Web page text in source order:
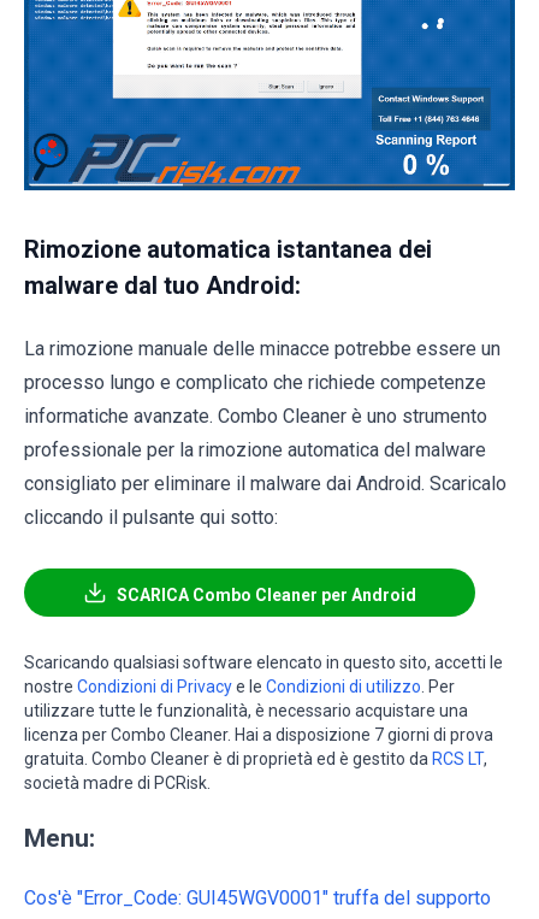
Rimozione automatica istantanea dei
malware dal tuo Android:
La rimozione manuale delle minacce potrebbe essere un
processo lungo e complicato che richiede competenze
informatiche avanzate. Combo Cleaner è uno strumento
professionale per la rimozione automatica del malware
consigliato per eliminare il malware dai Android. Scaricalo
cliccando il pulsante qui sotto:
SCARICA Combo Cleaner per Android
Scaricando qualsiasi software elencato in questo sito, accetti le
nostre Condizioni di Privacye le Condizioni di utilizzo . Per
utilizzare tutte le funzionalità, è necessario acquistare una
licenza per Combo Cleaner. Hai a disposizione 7 giorni di prova
gratuita. Combo Cleaner è di proprietà ed è gestito da RCS LT,
società madre di PCRisk.
Menu:
Cos'è "Error_Code: GUI45WGV0001" truffa del supporto